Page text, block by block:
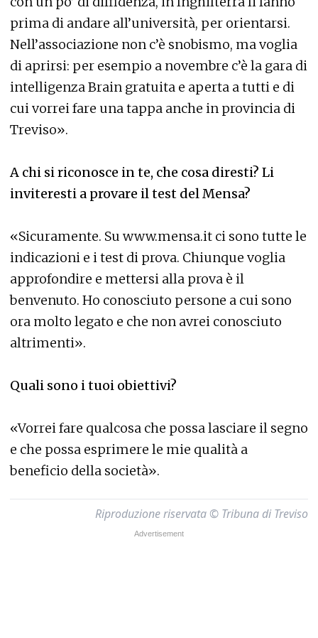
prima di andare all’università, per orientarsi.
Nell’associazione non c’è snobismo, ma voglia
di aprirsi: per esempio a novembre c’è la gara di
intelligenza Brain gratuita e aperta a tutti e di
cui vorrei fare una tappa anche in provincia di
Treviso».
A chi si riconosce in te, che cosa diresti? Li
inviteresti a provare il test del Mensa?
«Sicuramente. Su www.mensa.it ci sono tutte le
indicazioni e i test di prova. Chiunque voglia
approfondire e mettersi alla prova è il
benvenuto. Ho conosciuto persone a cui sono
ora molto legato e che non avrei conosciuto
altrimenti».
Quali sono i tuoi obiettivi?
«Vorrei fare qualcosa che possa lasciare il segno
e che possa esprimere le mie qualità a
beneficio della società».
Riproduzione riservata © Tribuna di Treviso